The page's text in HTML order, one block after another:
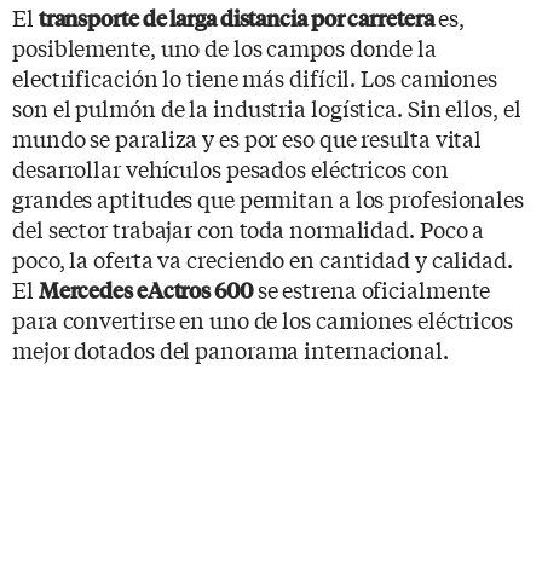
El transporte de larga distancia por carreteraes,
posiblemente, uno de los campos donde la
electrificación lo tiene más difícil. Los camiones
son el pulmón de la industria logística. Sin ellos, el
mundo se paraliza y es por eso que resulta vital
desarrollar vehículos pesados eléctricos con
grandes aptitudes que permitan a los profesionales
del sector trabajar con toda normalidad. Poco a
poco, la oferta va creciendo en cantidad y calidad.
El Mercedes eActros 600se estrena oficialmente
para convertirse en uno de los camiones eléctricos
mejor dotados del panorama internacional.